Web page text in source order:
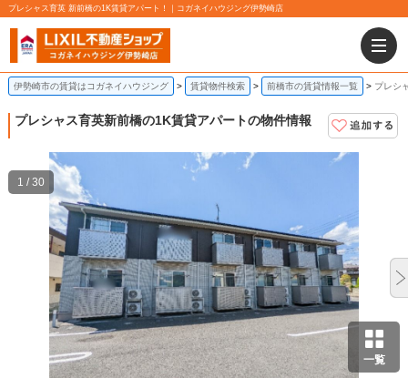
プレシャス育英 新前橋の1K賃貸アパート！｜コガネイハウジング伊勢崎店
伊勢崎市の賃貸はコガネイハウジング 賃貸物件検索 前橋市の賃貸情報一覧 プレシ
プレシャス育英新前橋の1K賃貸アパートの物件情報
一覧
1 / 30